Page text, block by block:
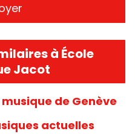
à École
Jacot
de Genève
actuelles